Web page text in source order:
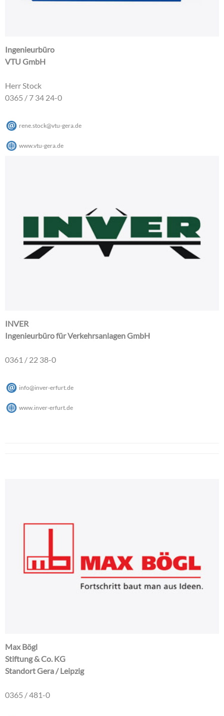
Ingenieurbüro
VTU GmbH
Herr Stock
0365 / 7 34 24-0
rene.stock@vtu-gera de
www.vtu-gera.de
INVER
Ingenieurbüro für Verkehrsanlagen GmbH
0361 / 22 38-0
info@inver-erfurt de
www.inver-erfurt.de
Max Bögl
Stiftung & Co. KG
Standort Gera / Leipzig
0365 / 481-0